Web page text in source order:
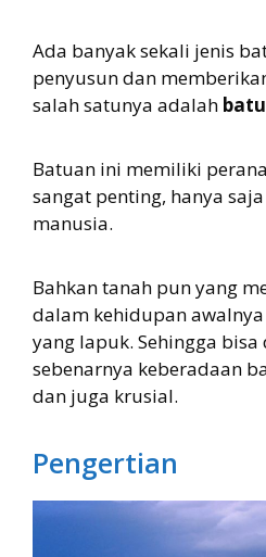
Ada banyak sekali jenis
penyusun dan
salah satunya adalah
Batuan ini memiliki
sangat penting, hanya
manusia.
Bahkan tanah pun yang
dalam kehidupan
yang lapuk. Sehingga
sebenarnya keberadaan
dan juga krusial.
Pengertian